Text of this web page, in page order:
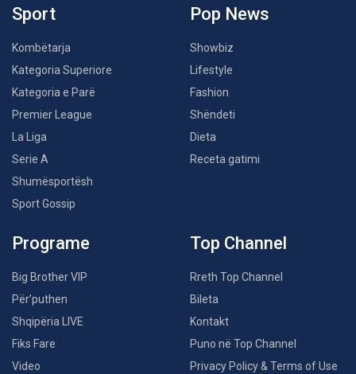
Sport
Kombëtarja
Kategoria Superiore
Kategoria e Parë
Premier League
La Liga
Serie A
Shumësportësh
Sport Gossip
Pop News
Showbiz
Lifestyle
Fashion
Shëndeti
Dieta
Receta gatimi
Programe
Big Brother VIP
Për’puthen
Shqipëria LIVE
Fiks Fare
Video
Top Channel
Rreth Top Channel
Bileta
Kontakt
Puno në Top Channel
Privacy Policy & Terms of Use